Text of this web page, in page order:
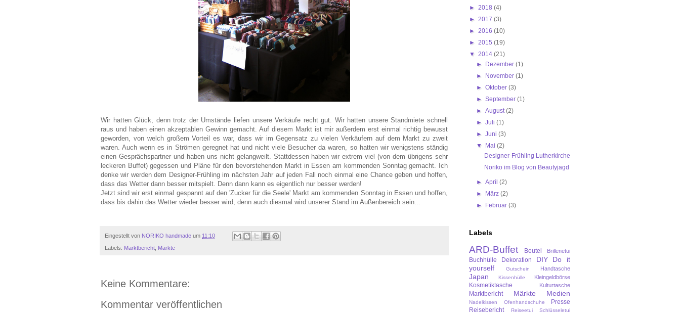
Wir hatten Glück, denn trotz der Umstände liefen unsere Verkäufe recht gut. Wir hatten unsere Standmiete schnell
raus und haben einen akzeptablen Gewinn gemacht. Auf diesem Markt ist mir außerdem erst einmal richtig bewusst
geworden, von welch großem Vorteil es war, dass wir im Gegensatz zu vielen Verkäufern auf dem Markt zu zweit
waren. Auch wenn es in Strömen geregnet hat und nicht viele Besucher da waren, so hatten wir wenigstens ständig
einen Gesprächspartner und haben uns nicht gelangweilt. Stattdessen haben wir extrem viel (von dem übrigens sehr
leckeren Buffet) gegessen und Pläne für den bevorstehenden Markt in Essen am kommenden Sonntag gemacht. Ich
denke wir werden dem Designer-Frühling im nächsten Jahr auf jeden Fall noch einmal eine Chance geben und hoffen,
dass das Wetter dann besser mitspielt. Denn dann kann es eigentlich nur besser werden!
Jetzt sind wir erst einmal gespannt auf den 'Zucker für die Seele' Markt am kommenden Sonntag in Essen und hoffen,
dass bis dahin das Wetter wieder besser wird, denn auch diesmal wird unserer Stand im Außenbereich sein...
Eingestellt von NORIKO handmade um 11:10
Labels: Marktbericht Märkte
Keine Kommentare:
Kommentar veröffentlichen
► 2018 (4)
► 2017 (3)
► 2016 (10)
► 2015 (19)
▼ 2014 (21)
► Dezember(1)
► November(1)
►Oktober(3)
►September(1)
►August(2)
►Juli(1)
►Juni(3)
▼ Mai(2)
Designer-Frühling Lutherkirche
Noriko im Blog von Beautyjagd
►April(2)
► März(2)
► Februar(3)
Labels
ARD-Buffet Beutel Brillenetui
Buchhülle Dekoration DIY
Do it
yourself
Gutschein Handtasche
Japan Kissenhülle Kleingeldbörse
Kosmetiktasche Kulturtasche
Marktbericht Märkte Medien
Nadelkissen Ofenhandschuhe
Presse
Reisebericht
Reiseetui
Schlüsseletui